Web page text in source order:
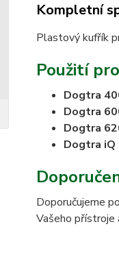
Kompletní
Plastový kufřík
Použití
Dogtra
Dogtra
Dogtra
Dogtra iQ
Doporučujeme
Vašeho